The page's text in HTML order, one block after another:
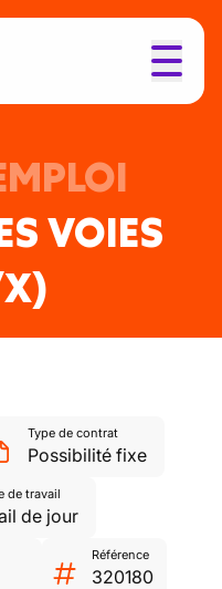
VOIES
Type de contrat
Possibilité fixe
de travail
de jour
Référence
320180